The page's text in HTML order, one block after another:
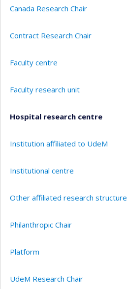
Canada Research Chair
Contract Research Chair
Faculty centre
Faculty research unit
Hospital research centre
Institution affiliated to UdeM
Institutional centre
Other affiliated research structure
Philanthropic Chair
Platform
UdeM Research Chair